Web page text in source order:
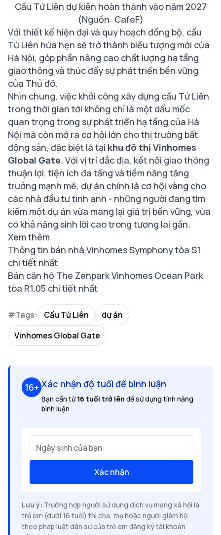
Cầu Tứ Liên dự kiến hoàn thành vào năm 2027
(Nguồn: CafeF)
Với thiết kế hiện đại và quy hoạch đồng bộ, cầu
Tứ Liên hứa hẹn sẽ trở thành biểu tượng mới của
Hà Nội, góp phần nâng cao chất lượng hạ tầng
giao thông và thúc đẩy sự phát triển bền vững
của Thủ đô.
Nhìn chung, việc khởi công xây dựng cầu Tứ Liên
trong thời gian tới không chỉ là một dấu mốc
quan trọng trong sự phát triển hạ tầng của Hà
Nội mà còn mở ra cơ hội lớn cho thị trường bất
động sản, đặc biệt là tại khu đô thị Vinhomes
Global Gate. Với vị trí đắc địa, kết nối giao thông
thuận lợi, tiện ích đa tầng và tiềm năng tăng
trưởng mạnh mẽ, dự án chính là cơ hội vàng cho
các nhà đầu tư tinh anh - những người đang tìm
kiếm một dự án vừa mang lại giá trị bền vững, vừa
có khả năng sinh lời cao trong tương lai gần.
Xem thêm
Thông tin bán nhà Vinhomes Symphony tòa S1
chi tiết nhất
Bán căn hộ The Zenpark Vinhomes Ocean Park
tòa R1.05 chi tiết nhất
#Tags: Cầu Tứ Liên
dự án
Vinhomes Global Gate
16+ Xác nhận độ tuổi để bình luận
Bạn cần từ16 tuổi trở lên để sử dụng tính năng
bình luận
Ngày sinh của bạn
Xác nhận
Lưu ý: Trường hợp người sử dụng dịch vụ mạng xã hội là
trẻ em (dưới 16 tuổi) thì cha, mẹ hoặc người giám hộ
theo pháp luật dân sự của trẻ em đăng ký tài khoản